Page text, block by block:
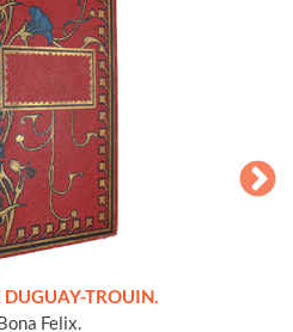
DUGUAY-TROUIN.
Felix.